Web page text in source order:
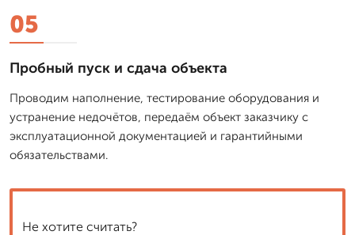
05
Пробный пуск и сдача объекта
Проводим наполнение, тестирование оборудования и
устранение недочётов, передаём объект заказчику с
эксплуатационной документацией и гарантийными
обязательствами.
Не хотите считать?